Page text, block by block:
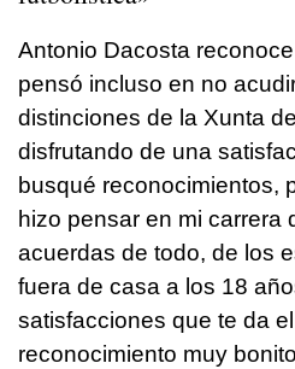
Antonio Dacosta
pensó incluso en no
distinciones de la Xunta
disfrutando de una
busqué reconocimientos,
hizo pensar en mi carrera
acuerdas de todo, de los
fuera de casa a los 18
satisfacciones que te da
reconocimiento muy